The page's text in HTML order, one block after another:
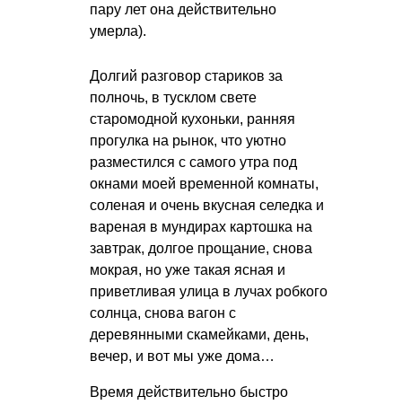
пару лет она действительно
умерла).
Долгий разговор стариков за
полночь, в тусклом свете
старомодной кухоньки, ранняя
прогулка на рынок, что уютно
разместился с самого утра под
окнами моей временной комнаты,
соленая и очень вкусная селедка и
вареная в мундирах картошка на
завтрак, долгое прощание, снова
мокрая, но уже такая ясная и
приветливая улица в лучах робкого
солнца, снова вагон с
деревянными скамейками, день,
вечер, и вот мы уже дома…
Время действительно быстро